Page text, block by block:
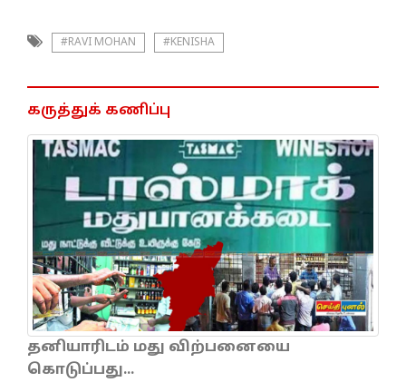
#RAVI MOHAN #KENISHA
கருத்துக் கணிப்பு
தனியாரிடம் மது விற்பனையை
கொடுப்பது...